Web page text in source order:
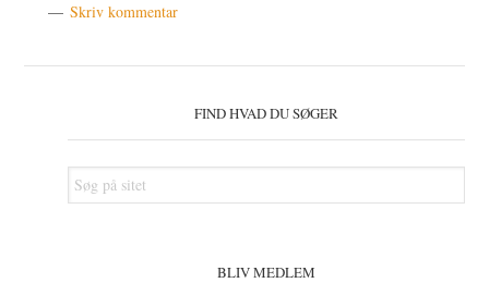
Skriv kommentar
FIND HVAD DU SØGER
Søg
på
BLIV MEDLEM